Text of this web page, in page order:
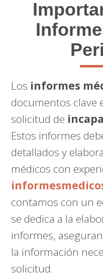
Los informes
documentos clave
solicitud de
Estos informes
detallados y
médicos con
contamos con un
se dedica a la
informes,
la información
solicitud.